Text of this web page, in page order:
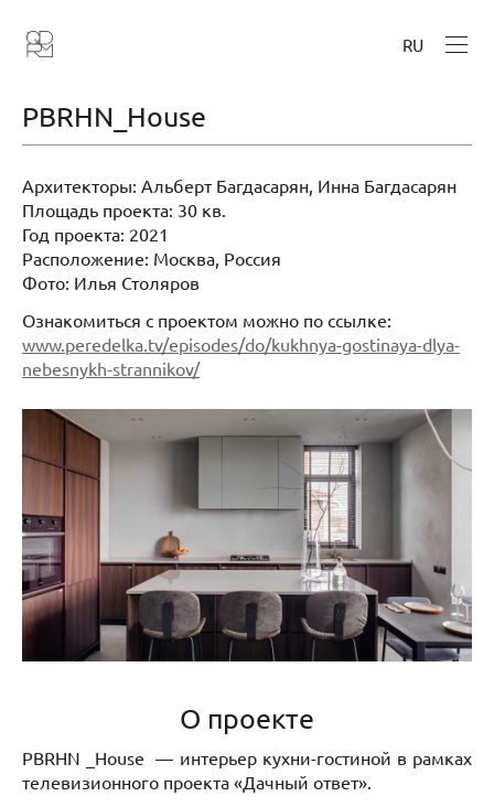
RU
PBRHN_House
Архитекторы: Альберт Багдасарян, Инна Багдасарян
Площадь проекта: 30 кв.
Год проекта: 2021
Расположение: Москва, Россия
Фото: Илья Столяров
Ознакомиться с проектом можно по ссылке:
www.peredelka.tv/episodes/do/kukhnya-gostinaya-dlya-
nebesnykh-strannikov/
О проекте
PBRHN _House — интерьер кухни-гостиной в рамках
телевизионного проекта «Дачный ответ».